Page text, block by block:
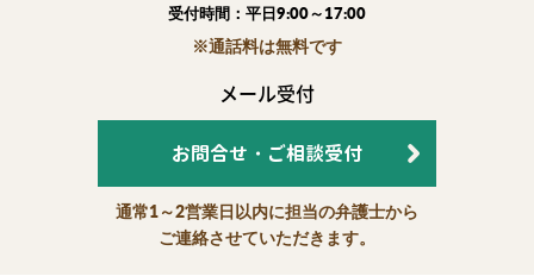
受付時間：平日9:00～17:00
※通話料は無料です
メール受付
お問合せ・ご相談受付
通常1～2営業日以内に担当の弁護士から
ご連絡させていただきます。